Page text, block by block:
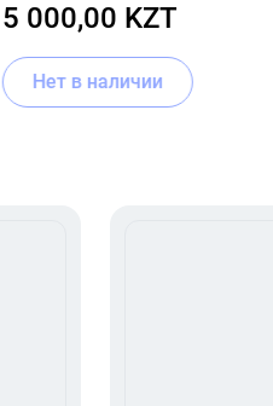
5 000,00 KZT
Нет в наличии